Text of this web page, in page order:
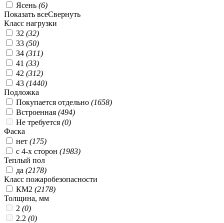
Ясень (6)
Показать всеСвернуть
Класс нагрузки
32 (32)
33 (50)
34 (311)
41 (33)
42 (312)
43 (1440)
Подложка
Покупается отдельно (1658)
Встроенная (494)
Не требуется (0)
Фаска
нет (175)
с 4-х сторон (1983)
Теплый пол
да (2178)
Класс пожаробезопасности
КМ2 (2178)
Толщина, мм
2 (0)
2.2 (0)